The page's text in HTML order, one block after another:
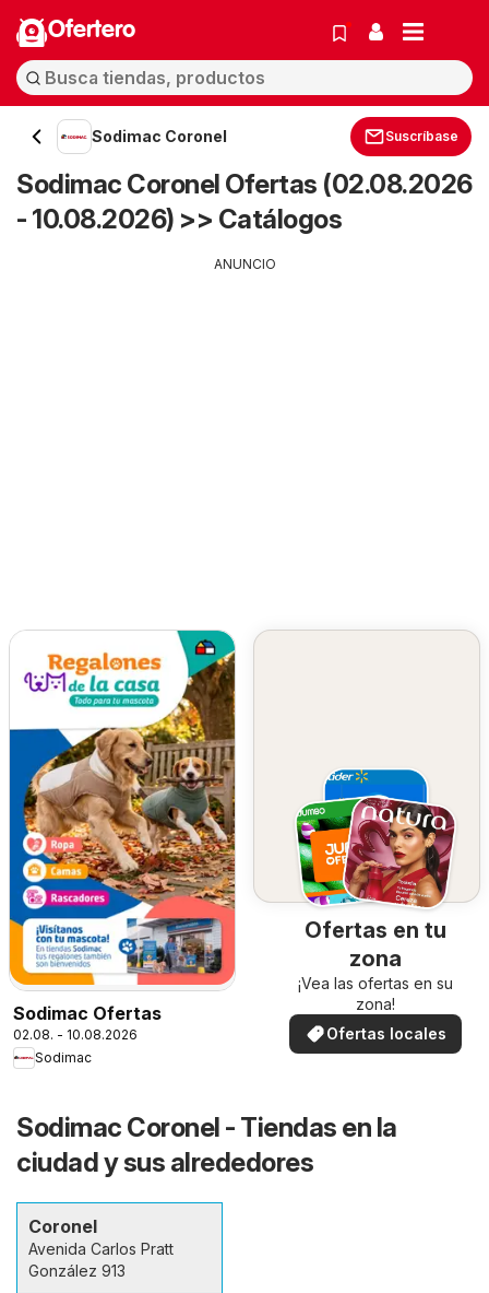
Ofertero
Sodimac Coronel Suscríbase
Sodimac Coronel Ofertas (02.08.2026
- 10.08.2026) >> Catálogos
ANUNCIO
Sodimac Ofertas
02.08. - 10.08.2026
Sodimac
Ofertas en tu
zona
¡Vea las ofertas en su
zona!
Ofertas locales
Sodimac Coronel - Tiendas en la
ciudad y sus alrededores
Coronel
Avenida Carlos Pratt
González 913